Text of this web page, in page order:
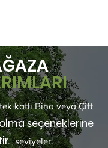
katlı Bina veya Çift
seçeneklerine
seviyeler.